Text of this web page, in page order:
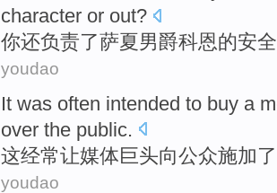
character or out?
你还负责了萨夏男爵科恩的安全
youdao
It was often intended to buy a
over the public.
这经常让媒体巨头向公众施加
youdao